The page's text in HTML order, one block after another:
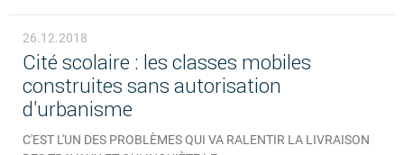
26.12.2018
Cité scolaire : les classes mobiles
construites sans autorisation
d'urbanisme
C'EST L'UN DES PROBLÈMES QUI VA RALENTIR LA LIVRAISON